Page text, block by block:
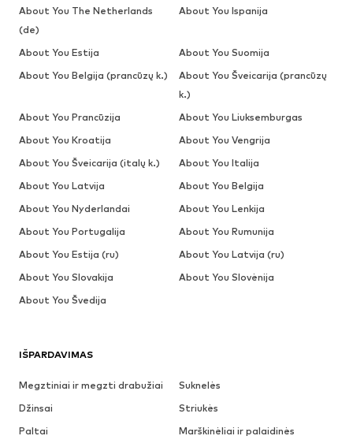
IŠPARDAVIMAS
Megztiniai ir megzti drabužiai
Suknelės
Džinsai
Striukės
Paltai
Marškinėliai ir palaidinės
About You The Netherlands
(de)
About You Ispanija
About You Estija
About You Suomija
About You Belgija (prancūzų k.)
About You Šveicarija (prancūzų
k.)
About You Prancūzija
About You Liuksemburgas
About You Kroatija
About You Vengrija
About You Šveicarija (italų k.)
About You Italija
About You Latvija
About You Belgija
About You Nyderlandai
About You Lenkija
About You Portugalija
About You Rumunija
About You Estija (ru)
About You Latvija (ru)
About You Slovakija
About You Slovėnija
About You Švedija